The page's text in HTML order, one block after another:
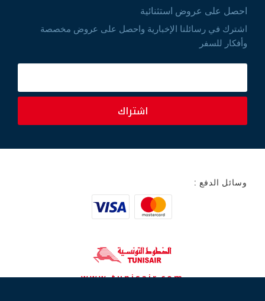
احصل على عروض استثنائية
اشترك في رسائلنا الإخبارية واحصل على عروض مخصصة
وأفكار للسفر
اشتراك
وسائل الدفع :
www.tunisair.com